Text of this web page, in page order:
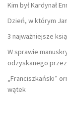
Kim był Kardynał
Dzień, w którym
3 najważniejsze
W sprawie
odzyskanego
„Franciszkański”
wątek